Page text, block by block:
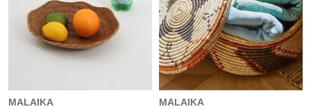
MALAIKA
MALAIKA